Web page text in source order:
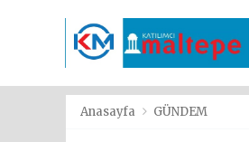
Anasayfa GÜNDEM